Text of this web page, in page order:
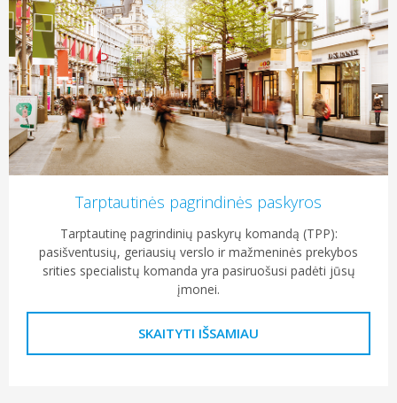
Tarptautinės pagrindinės paskyros
Tarptautinę pagrindinių paskyrų komandą (TPP):
pasišventusių, geriausių verslo ir mažmeninės prekybos
srities specialistų komanda yra pasiruošusi padėti jūsų
įmonei.
SKAITYTI IŠSAMIAU